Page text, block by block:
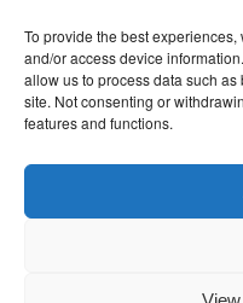
To provide the best
and/or access device
allow us to process data such
site. Not consenting or
features and functions.
This entry was posted in